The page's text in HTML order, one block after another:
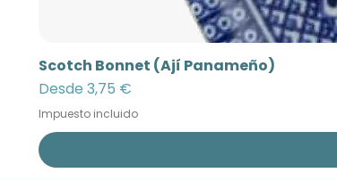
Scotch Bonnet (Ají Panameño)
Desde 3,75 €
Precio de oferta
Impuesto incluido